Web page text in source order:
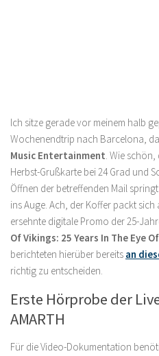
Ich sitze gerade vor meinem halb
Wochenendtrip nach Barcelona,
Music Entertainment. Wie schön,
Herbst-Grußkarte bei 24 Grad und
Öffnen der betreffenden Mail
ins Auge. Ach, der Koffer packt
ersehnte digitale Promo der 25-
Of Vikings: 25 Years In The Eye
berichteten hierüber bereits an
richtig zu entscheiden.
Erste Hörprobe der
AMARTH
Für die Video-Dokumentation